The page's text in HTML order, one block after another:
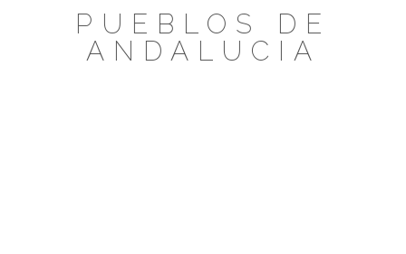
PUEBLOS DE
ANDALUCIA